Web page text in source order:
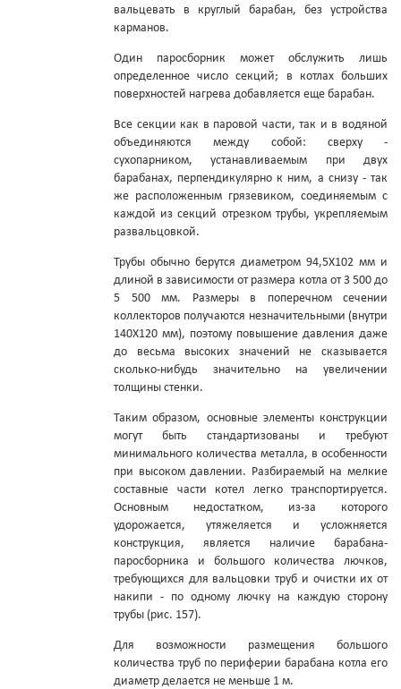
вальцевать в круглый барабан, без устройства
карманов.
Один паросборник может обслужить лишь
определенное число секций; в котлах больших
поверхностей нагрева добавляется еще барабан.
Все секции как в паровой части, так и в водяной
объединяются между собой: сверху -
сухопарником, устанавливаемым при двух
барабанах, перпендикулярно к ним, а снизу - так
же расположенным грязевиком, соединяемым с
каждой из секций отрезком трубы, укрепляемым
развальцовкой.
Трубы обычно берутся диаметром 94,5X102 мм и
длиной в зависимости от размера котла от 3 500 до
5 500 мм. Размеры в поперечном сечении
коллекторов получаются незначительными (внутри
140X120 мм), поэтому повышение давления даже
до весьма высоких значений не сказывается
сколько-нибудь значительно на увеличении
толщины стенки.
Таким образом, основные элементы конструкции
могут быть стандартизованы и требуют
минимального количества металла, в особенности
при высоком давлении. Разбираемый на мелкие
составные части котел легко транспортируется.
Основным недостатком, из-за которого
удорожается, утяжеляется и усложняется
конструкция, является наличие барабана-
паросборника и большого количества лючков,
требующихся для вальцовки труб и очистки их от
накипи - по одному лючку на каждую сторону
трубы (рис. 157).
Для возможности размещения большого
количества труб по периферии барабана котла его
диаметр делается не меньше 1 м.